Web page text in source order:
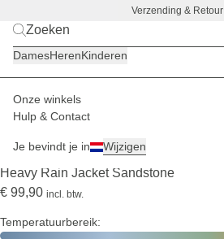
Verzending & Retour
DamesHerenKinderen
Onze winkels
Hulp & Contact
Je bevindt je in Wijzigen
Heren Jassen
(4)
Heavy Rain Jacket Sandstone
€ 99,90 incl. btw.
Temperatuurbereik: